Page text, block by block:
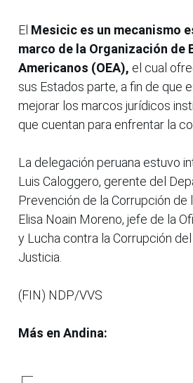
El Mesicic es un mecanismo
marco de la Organización de
Americanos (OEA), el cual
sus Estados parte, a fin de que
mejorar los marcos jurídicos
que cuentan para enfrentar la
La delegación peruana estuvo
Luis Caloggero, gerente del
Prevención de la Corrupción de
Elisa Noain Moreno, jefe de la
y Lucha contra la Corrupción
Justicia.
(FIN) NDP/VVS
Más en Andina: